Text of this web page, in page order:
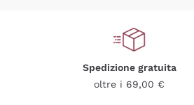
Spedizione gratuita
oltre i 69,00 €